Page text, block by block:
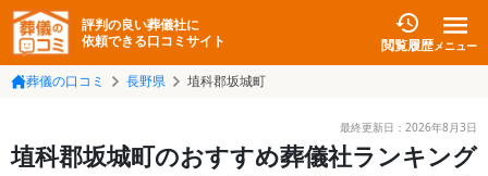
評判の良い葬儀社に
依頼できる口コミサイト
閲覧履歴メニュー
葬儀の口コミ 長野県 埴科郡坂城町
最終更新日： 2026年8月3日
埴科郡坂城町のおすすめ葬儀社ランキング